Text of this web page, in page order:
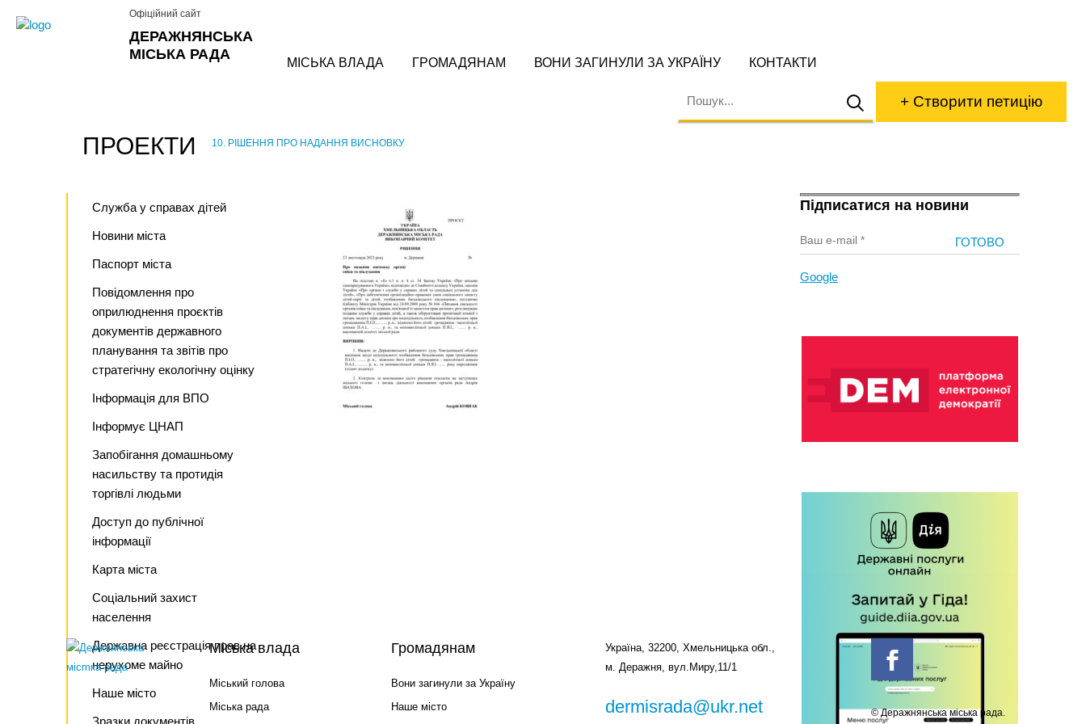
ДЕРАЖНЯНСЬКА
МІСЬКА РАДА
Офіційний сайт
МІСЬКА ВЛАДА ГРОМАДЯНАМ ВОНИ ЗАГИНУЛИ ЗА УКРАЇНУ КОНТАКТИ
+ Створити петицію
ПРОЕКТИ 10. РІШЕННЯ ПРО НАДАННЯ ВИСНОВКУ
Служба у справах дітей
Новини міста
Паспорт міста
Повідомлення про
оприлюднення проєктів
документів державного
планування та звітів про
стратегічну екологічну оцінку
Інформація для ВПО
Інформує ЦНАП
Запобігання домашньому
насильству та протидія
торгівлі людьми
Доступ до публічної
інформації
Карта міста
Соціальний захист
населення
Державна реєстрація прав на
нерухоме майно
Наше місто
Зразки документів
Підписатися на новини
Google
Міська влада
Міський голова
Міська рада
Громадянам
Вони загинули за Україну
Наше місто
Україна, 32200, Хмельницька обл.,
м. Деражня, вул.Миру,11/1
dermisrada@ukr.net
© Деражнянська міська рада.